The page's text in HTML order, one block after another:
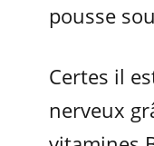
pousse
Certes il
nerveux